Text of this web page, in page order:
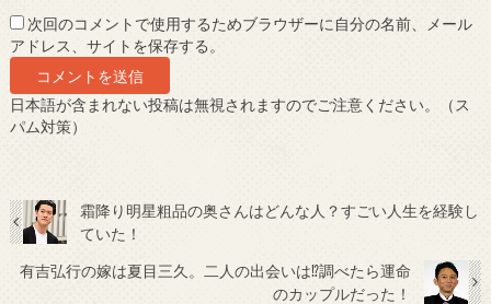
次回のコメントで使用するためブラウザーに自分の名前、メール
アドレス、サイトを保存する。
日本語が含まれない投稿は無視されますのでご注意ください。（ス
パム対策）
霜降り明星粗品の奥さんはどんな人？すごい人生を経験し
ていた！
有吉弘行の嫁は夏目三久。二人の出会いは⁉調べたら運命
のカップルだった！